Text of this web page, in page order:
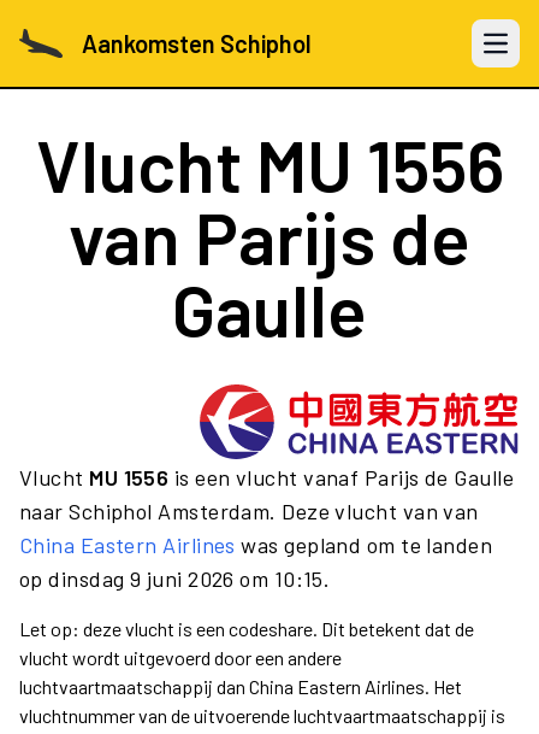
Aankomsten Schiphol Open
Vlucht MU 1556
van Parijs de
Gaulle
Vlucht MU 1556 is een vlucht vanaf Parijs de Gaulle
naar Schiphol Amsterdam. Deze vlucht van van
China Eastern Airlines was gepland om te landen
op dinsdag 9 juni 2026 om 10:15.
Let op: deze vlucht is een codeshare. Dit betekent dat de
vlucht wordt uitgevoerd door een andere
luchtvaartmaatschappij dan China Eastern Airlines. Het
vluchtnummer van de uitvoerende luchtvaartmaatschappij is